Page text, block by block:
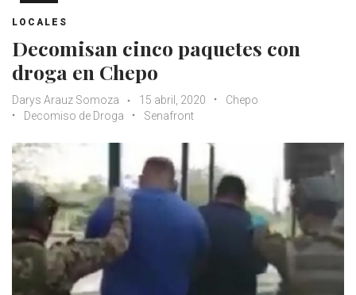
LOCALES
Decomisan cinco paquetes con
droga en Chepo
Darys Arauz Somoza 15 abril, 2020
Chepo
Decomiso de Droga
Senafront